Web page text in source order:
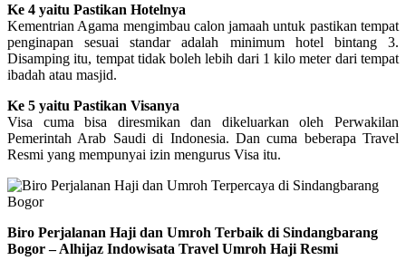
Ke 4 yaitu Pastikan Hotelnya
Kementrian Agama mengimbau calon jamaah untuk pastikan tempat
penginapan sesuai standar adalah minimum hotel bintang 3.
Disamping itu, tempat tidak boleh lebih dari 1 kilo meter dari tempat
ibadah atau masjid.
Ke 5 yaitu Pastikan Visanya
Visa cuma bisa diresmikan dan dikeluarkan oleh Perwakilan
Pemerintah Arab Saudi di Indonesia. Dan cuma beberapa Travel
Resmi yang mempunyai izin mengurus Visa itu.
Biro Perjalanan Haji dan Umroh Terbaik di Sindangbarang
Bogor – Alhijaz Indowisata Travel Umroh Haji Resmi